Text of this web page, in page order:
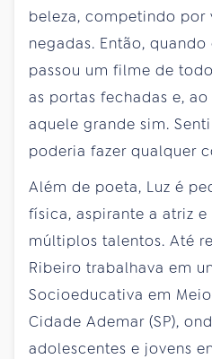
beleza, competindo por
negadas. Então,
passou um filme de
as portas fechadas e,
aquele grande sim.
poderia fazer qualquer
Além de poeta, Luz é
física, aspirante a atriz
múltiplos talentos. Até
Ribeiro trabalhava em
Socioeducativa em
Cidade Ademar (SP),
adolescentes e jovens